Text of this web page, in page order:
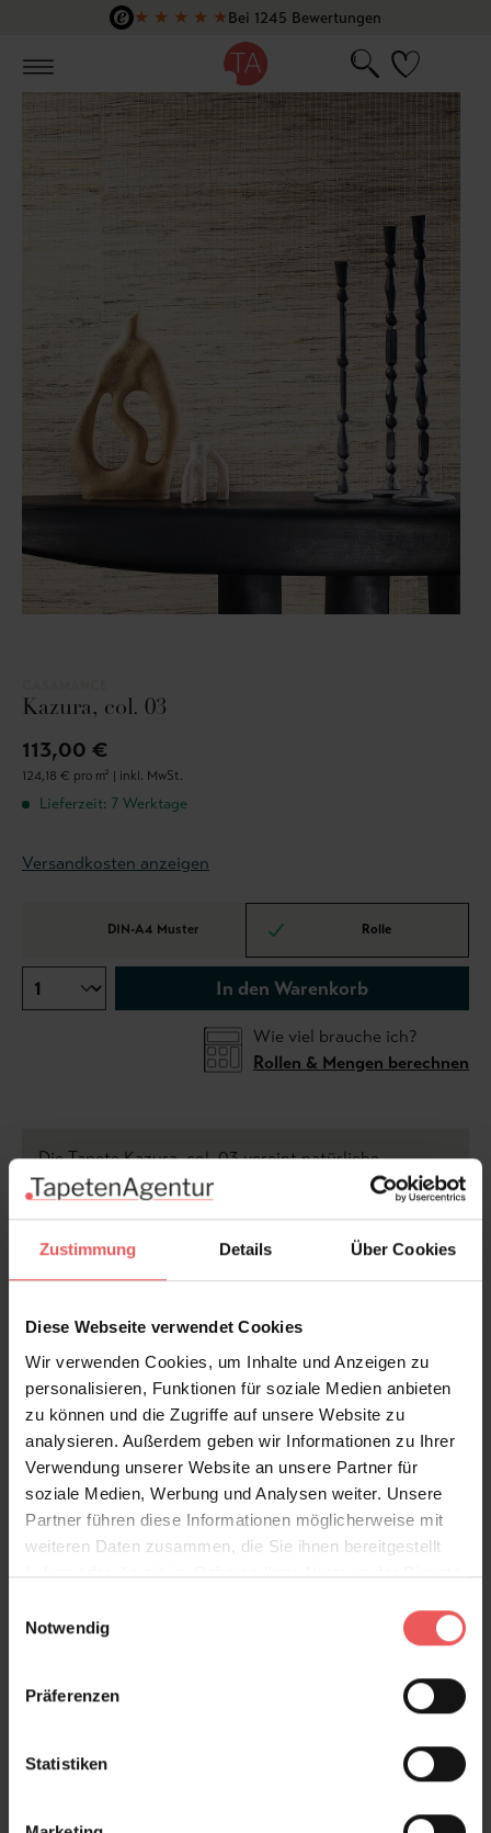
Zustimmung Details Über Cookies
Diese Webseite verwendet Cookies
Wir verwenden Cookies, um Inhalte und Anzeigen zu
personalisieren, Funktionen für soziale Medien anbieten
zu können und die Zugriffe auf unsere Website zu
analysieren. Außerdem geben wir Informationen zu Ihrer
Verwendung unserer Website an unsere Partner für
soziale Medien, Werbung und Analysen weiter. Unsere
Partner führen diese Informationen möglicherweise mit
weiteren Daten zusammen, die Sie ihnen bereitgestellt
haben oder die sie im Rahmen Ihrer Nutzung der Dienste
Notwendig
Präferenzen
Statistiken
Zum Hauptinhalt springen
★ ★ ★ ★ ★Bei 1245 Bewertungen
Kazura, col. 03
113,00 €
124,18 € pro m² | inkl. MwSt.
Lieferzeit: 7 Werktage
Versandkosten anzeigen
DIN-A4 Muster Rolle
In den Warenkorb
Wie viel brauche ich?
Rollen & Mengen berechnen
Die Tapete Kazura, col. 03 vereint natürliche
Raffinesse mit handwerklicher Perfektion. Gefertigt
hochwertiges Tapetenvlies kaschiert wurden, verleiht
sie jedem Raum eine subtile, organische Struktur. Die
natürliche Maserung hervor und schafft ein
Diese edle Wandverkleidung ist die perfekte Wahl für
alle, die einen modernen, aber dennoch warmen und
authentischen Wohnstil lieben. Kazura bringt eine
ruhige, erdige Eleganz in Ihr Zuhause und setzt
stilvolle Akzente mit nachhaltigem Charakter.
Produktdetails